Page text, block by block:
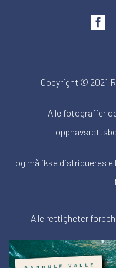
Copyright © 2021
Alle fotografier
og må ikke distribueres
Alle rettigheter